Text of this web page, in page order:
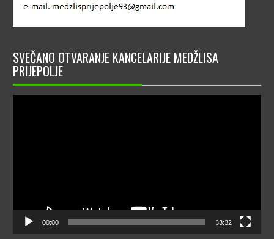
SVEČANO OTVARANJE KANCELARIJE MEDŽLISA
PRIJEPOLJE
00:00 33:32